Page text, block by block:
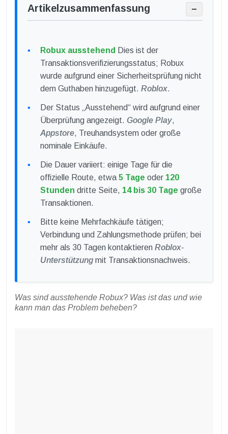
Artikelzusammenfassung −
Robux ausstehend Dies ist der
Transaktionsverifizierungsstatus; Robux
wurde aufgrund einer Sicherheitsprüfung nicht
dem Guthaben hinzugefügt. Roblox.
Der Status „Ausstehend“ wird aufgrund einer
Überprüfung angezeigt. Google Play,
Appstore, Treuhandsystem oder große
nominale Einkäufe.
Die Dauer variiert: einige Tage für die
offizielle Route, etwa 5 Tage oder 120
Stunden dritte Seite, 14 bis 30 Tage große
Transaktionen.
Bitte keine Mehrfachkäufe tätigen;
Verbindung und Zahlungsmethode prüfen; bei
mehr als 30 Tagen kontaktieren Roblox-
Unterstützung mit Transaktionsnachweis.
Was sind ausstehende Robux? Was ist das und wie
kann man das Problem beheben?